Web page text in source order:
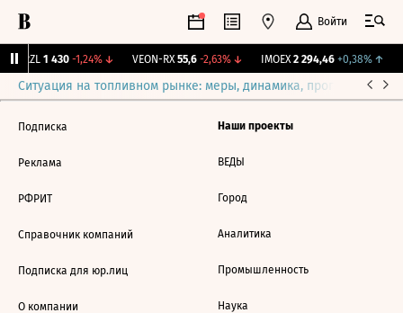
Войти
BRZL 1 430 -1,24%↓ VEON-RX 55,6 -2,63%↓ IMOEX 2 294,46 +0,38%↑
Ситуация на топливном рынке: меры, динамика, прогнозы
Подписка
Реклама
РФРИТ
Справочник компаний
Подписка для юр.лиц
О компании
Наши проекты
ВЕДЫ
Город
Аналитика
Промышленность
Наука